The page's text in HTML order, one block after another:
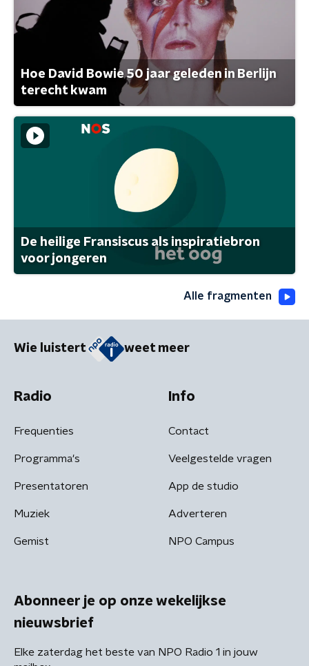
Hoe David Bowie 50 jaar geleden in Berlijn
terecht kwam
De heilige Fransiscus als inspiratiebron
voor jongeren
Alle fragmenten
Wie luistert weet meer
Radio
Frequenties
Programma's
Presentatoren
Muziek
Gemist
Info
Contact
Veelgestelde vragen
App de studio
Adverteren
NPO Campus
Abonneer je op onze wekelijkse
nieuwsbrief
Elke zaterdag het beste van NPO Radio 1 in jouw